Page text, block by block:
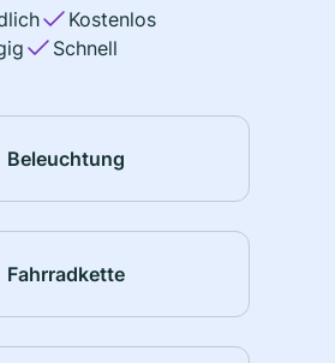
Kostenlos
Schnell
Beleuchtung
Fahrradkette